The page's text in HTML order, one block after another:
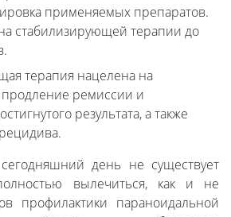
применяемых препаратов.
стабилизирующей терапии до
терапия нацелена на
ремиссии и
результата, а также
день не существует
вылечиться, как и не
профилактики параноидальной